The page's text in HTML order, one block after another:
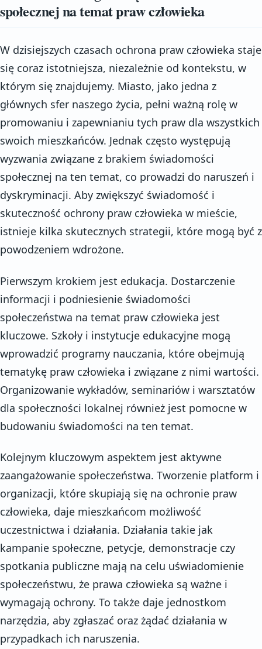
społecznej na temat praw człowieka
W dzisiejszych czasach ochrona praw człowieka staje
się coraz istotniejsza, niezależnie od kontekstu, w
którym się znajdujemy. Miasto, jako jedna z
głównych sfer naszego życia, pełni ważną rolę w
promowaniu i zapewnianiu tych praw dla wszystkich
swoich mieszkańców. Jednak często występują
wyzwania związane z brakiem świadomości
społecznej na ten temat, co prowadzi do naruszeń i
dyskryminacji. Aby zwiększyć świadomość i
skuteczność ochrony praw człowieka w mieście,
istnieje kilka skutecznych strategii, które mogą być z
powodzeniem wdrożone.
Pierwszym krokiem jest edukacja. Dostarczenie
informacji i podniesienie świadomości
społeczeństwa na temat praw człowieka jest
kluczowe. Szkoły i instytucje edukacyjne mogą
wprowadzić programy nauczania, które obejmują
tematykę praw człowieka i związane z nimi wartości.
Organizowanie wykładów, seminariów i warsztatów
dla społeczności lokalnej również jest pomocne w
budowaniu świadomości na ten temat.
Kolejnym kluczowym aspektem jest aktywne
zaangażowanie społeczeństwa. Tworzenie platform i
organizacji, które skupiają się na ochronie praw
człowieka, daje mieszkańcom możliwość
uczestnictwa i działania. Działania takie jak
kampanie społeczne, petycje, demonstracje czy
spotkania publiczne mają na celu uświadomienie
społeczeństwu, że prawa człowieka są ważne i
wymagają ochrony. To także daje jednostkom
narzędzia, aby zgłaszać oraz żądać działania w
przypadkach ich naruszenia.